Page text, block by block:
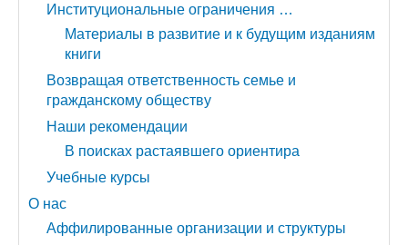
Институциональные ограничения …
Материалы в развитие и к будущим изданиям
книги
Возвращая ответственность семье и
гражданскому обществу
Наши рекомендации
В поисках растаявшего ориентира
Учебные курсы
О нас
Аффилированные организации и структуры